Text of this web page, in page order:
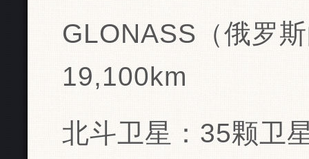
GLONASS（俄罗
19,100km
北斗卫星：35颗卫